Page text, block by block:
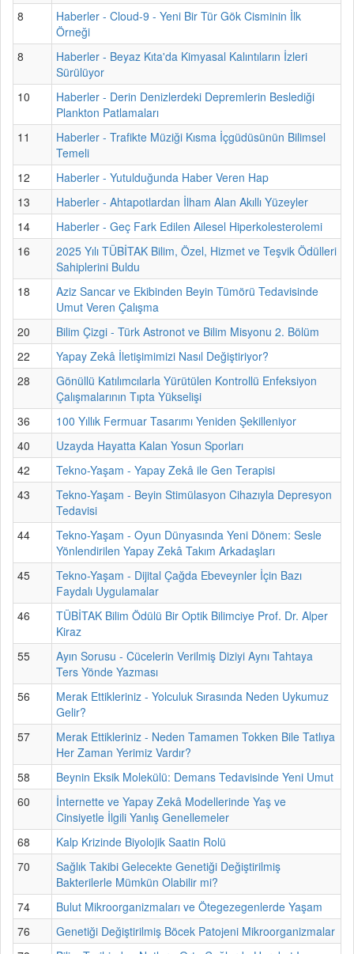
8
Haberler - Cloud-9 - Yeni Bir Tür Gök Cisminin İlk
Örneği
8
Haberler - Beyaz Kıta'da Kimyasal Kalıntıların İzleri
Sürülüyor
10
Haberler - Derin Denizlerdeki Depremlerin Beslediği
Plankton Patlamaları
11
Haberler - Trafikte Müziği Kısma İçgüdüsünün Bilimsel
Temeli
12
Haberler - Yutulduğunda Haber Veren Hap
13
Haberler - Ahtapotlardan İlham Alan Akıllı Yüzeyler
14
Haberler - Geç Fark Edilen Ailesel Hiperkolesterolemi
16
2025 Yılı TÜBİTAK Bilim, Özel, Hizmet ve Teşvik Ödülleri
Sahiplerini Buldu
18
Aziz Sancar ve Ekibinden Beyin Tümörü Tedavisinde
Umut Veren Çalışma
20
Bilim Çizgi - Türk Astronot ve Bilim Misyonu 2. Bölüm
22
Yapay Zekâ İletişimimizi Nasıl Değiştiriyor?
28
Gönüllü Katılımcılarla Yürütülen Kontrollü Enfeksiyon
Çalışmalarının Tıpta Yükselişi
36
100 Yıllık Fermuar Tasarımı Yeniden Şekilleniyor
40
Uzayda Hayatta Kalan Yosun Sporları
42
Tekno-Yaşam - Yapay Zekâ ile Gen Terapisi
43
Tekno-Yaşam - Beyin Stimülasyon Cihazıyla Depresyon
Tedavisi
44
Tekno-Yaşam - Oyun Dünyasında Yeni Dönem: Sesle
Yönlendirilen Yapay Zekâ Takım Arkadaşları
45
Tekno-Yaşam - Dijital Çağda Ebeveynler İçin Bazı
Faydalı Uygulamalar
46
TÜBİTAK Bilim Ödülü Bir Optik Bilimciye Prof. Dr. Alper
Kiraz
55
Ayın Sorusu - Cücelerin Verilmiş Diziyi Aynı Tahtaya
Ters Yönde Yazması
56
Merak Ettikleriniz - Yolculuk Sırasında Neden Uykumuz
Gelir?
57
Merak Ettikleriniz - Neden Tamamen Tokken Bile Tatlıya
Her Zaman Yerimiz Vardır?
58
Beynin Eksik Molekülü: Demans Tedavisinde Yeni Umut
60
İnternette ve Yapay Zekâ Modellerinde Yaş ve
Cinsiyetle İlgili Yanlış Genellemeler
68
Kalp Krizinde Biyolojik Saatin Rolü
70
Sağlık Takibi Gelecekte Genetiği Değiştirilmiş
Bakterilerle Mümkün Olabilir mi?
74
Bulut Mikroorganizmaları ve Ötegezegenlerde Yaşam
76
Genetiği Değiştirilmiş Böcek Patojeni Mikroorganizmalar